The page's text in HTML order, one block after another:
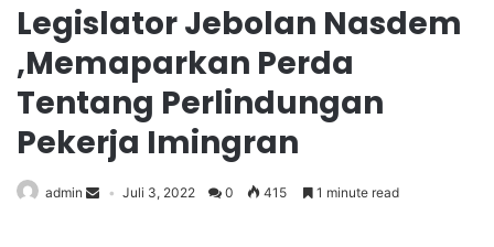
Legislator Jebolan Nasdem
,Memaparkan Perda
Tentang Perlindungan
Pekerja Imingran
admin Juli 3, 2022 0 415 1 minute read